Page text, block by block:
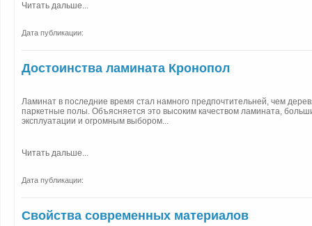
Читать дальше...
Дата публикации:
Достоинства ламината Кронопол
Ламинат в последние время стал намного предпочтительней, чем
паркетные полы. Объясняется это высоким качеством ламината,
эксплуатации и огромным выбором...
Читать дальше...
Дата публикации:
Свойства современных материалов